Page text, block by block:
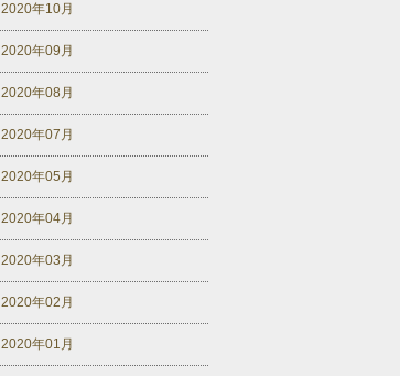
2020年10月
2020年09月
2020年08月
2020年07月
2020年05月
2020年04月
2020年03月
2020年02月
2020年01月